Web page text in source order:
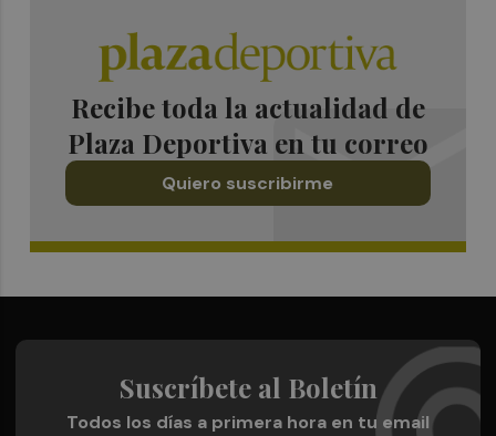
Recibe toda la actualidad de
Plaza Deportiva en tu correo
Quiero suscribirme
Suscríbete al Boletín
Todos los días a primera hora en tu email